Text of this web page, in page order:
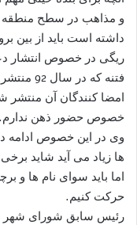
و مذاهب در سطح منطقه
داشته است باید از بین
ریگی در خصوص انتشار
فتنه که
امضا کنندگان آن منتشر
خصوص حضور ذهن ندارم.
وی در این خصوص ادامه
ها زیاد می آید شاید
اما باید سوای نام ها و
حرکت کنیم.
رئیس سابق شورای شهر